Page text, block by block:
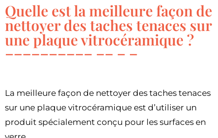
Quelle est la meilleure façon de
nettoyer des taches tenaces sur
une plaque vitrocéramique ?
La meilleure façon de nettoyer des taches tenaces
sur une plaque vitrocéramique est d’utiliser un
produit spécialement conçu pour les surfaces en